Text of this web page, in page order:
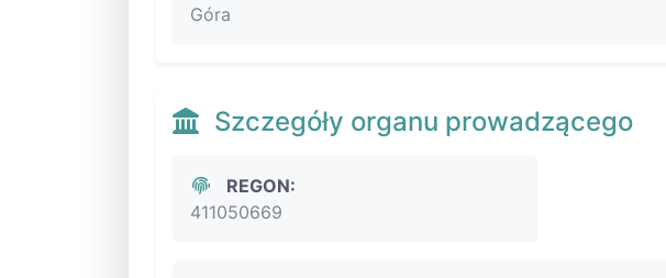
Góra
Szczegóły organu prowadzącego
REGON:
411050669